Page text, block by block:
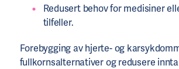
Redusert behov for medisiner
tilfeller.
Forebygging av hjerte- og
fullkornsalternativer og redusere